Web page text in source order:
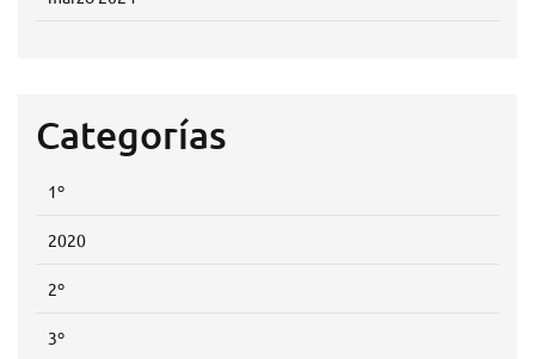
Categorías
1º
2020
2º
3º